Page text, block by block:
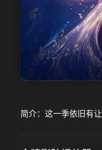
简介： 这一季依旧有